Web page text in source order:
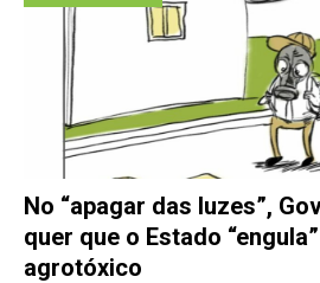
No “apagar das luzes”,
quer que o Estado
agrotóxico